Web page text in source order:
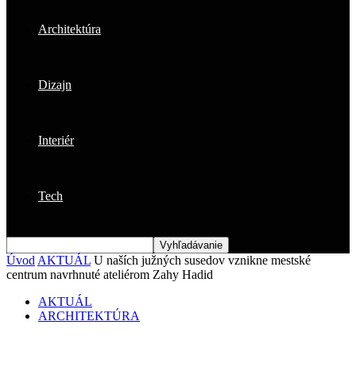
Architektúra
Dizajn
Interiér
Tech
Úvod AKTUÁL U naších južných susedov vznikne mestské
centrum navrhnuté ateliérom Zahy Hadid
AKTUÁL
ARCHITEKTÚRA